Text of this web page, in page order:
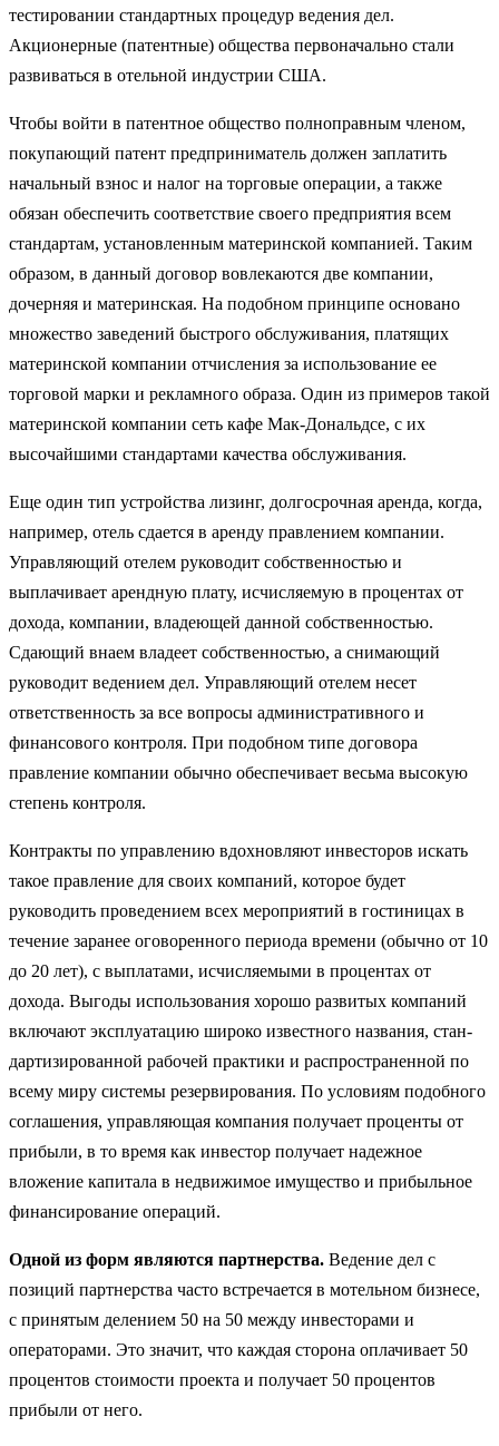
тестировании стандартных процедур ведения дел.
Акционерные (патентные) общества первоначально стали
развиваться в отельной индустрии США.
Чтобы войти в патентное общество полноправным членом,
покупающий патент предприниматель должен заплатить
начальный взнос и налог на торговые операции, а также
обязан обеспечить соответствие своего предприятия всем
стандартам, установленным материнской компанией. Таким
образом, в данный договор вовлекаются две компании,
дочерняя и материнская. На подобном принципе основано
множество заведений быстрого обслуживания, платящих
материнской компании отчисления за использование ее
торговой марки и рекламного образа. Один из примеров такой
материнской компании сеть кафе Мак-Дональдсе, с их
высочайшими стандартами качества обслуживания.
Еще один тип устройства лизинг, долгосрочная аренда, когда,
например, отель сдается в аренду правлением компании.
Управляющий отелем руководит собственностью и
выплачивает арендную плату, исчисляемую в процентах от
дохода, компании, владеющей данной собственностью.
Сдающий внаем владеет собственностью, а снимающий
руководит ведением дел. Управляющий отелем несет
ответственность за все вопросы административного и
финансового контроля. При подобном типе договора
правление компании обычно обеспечивает весьма высокую
степень контроля.
Контракты по управлению вдохновляют инвесторов искать
такое правление для своих компаний, которое будет
руководить проведением всех мероприятий в гостиницах в
течение заранее оговоренного периода времени (обычно от 10
до 20 лет), с выплатами, исчисляемыми в процентах от
дохода. Выгоды использования хорошо развитых компаний
включают эксплуатацию широко известного названия, стан­
дартизированной рабочей практики и распространенной по
всему миру системы резервирования. По условиям подобного
соглашения, управляющая компания получает проценты от
прибыли, в то время как инвестор получает надежное
вложение капитала в недвижимое имущество и прибыльное
финансирование операций.
Одной из форм являются партнерства. Ведение дел с
позиций партнерства часто встречается в мотельном бизнесе,
с принятым делением 50 на 50 между инвесторами и
операторами. Это значит, что каждая сторона оплачивает 50
процентов стоимости проекта и получает 50 процентов
прибыли от него.